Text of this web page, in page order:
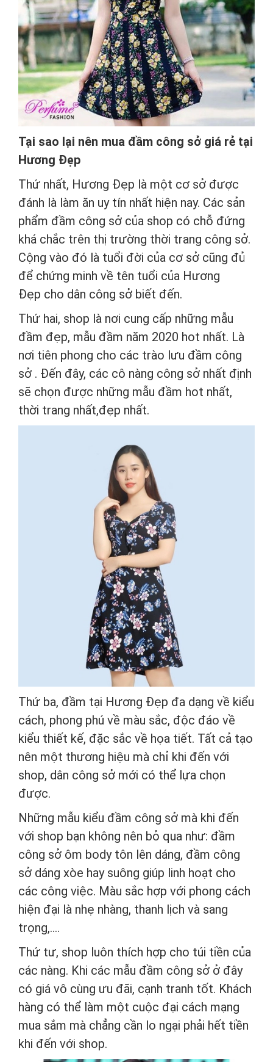
Tại sao lại nên mua đầm công sở giá rẻ tại
Hương Đẹp
Thứ nhất, Hương Đẹp là một cơ sở được
đánh là làm ăn uy tín nhất hiện nay. Các sản
phẩm đầm công sở của shop có chỗ đứng
khá chắc trên thị trường thời trang công sở.
Cộng vào đó là tuổi đời của cơ sở cũng đủ
để chứng minh về tên tuổi của Hương
Đẹp cho dân công sở biết đến.
Thứ hai, shop là nơi cung cấp những mẫu
đầm đẹp, mẫu đầm năm 2020 hot nhất. Là
nơi tiên phong cho các trào lưu đầm công
sở . Đến đây, các cô nàng công sở nhất định
sẽ chọn được những mẫu đầm hot nhất,
thời trang nhất,đẹp nhất.
Thứ ba, đầm tại Hương Đẹp đa dạng về kiểu
cách, phong phú về màu sắc, độc đáo về
kiểu thiết kế, đặc sắc về họa tiết. Tất cả tạo
nên một thương hiệu mà chỉ khi đến với
shop, dân công sở mới có thể lựa chọn
được.
Những mẫu kiểu đầm công sở mà khi đến
với shop bạn không nên bỏ qua như: đầm
công sở ôm body tôn lên dáng, đầm công
sở dáng xòe hay suông giúp linh hoạt cho
các công việc. Màu sắc hợp với phong cách
hiện đại là nhẹ nhàng, thanh lịch và sang
trọng,….
Thứ tư, shop luôn thích hợp cho túi tiền của
các nàng. Khi các mẫu đầm công sở ở đây
có giá vô cùng ưu đãi, cạnh tranh tốt. Khách
hàng có thể làm một cuộc đại cách mạng
mua sắm mà chẳng cần lo ngại phải hết tiền
khi đến với shop.